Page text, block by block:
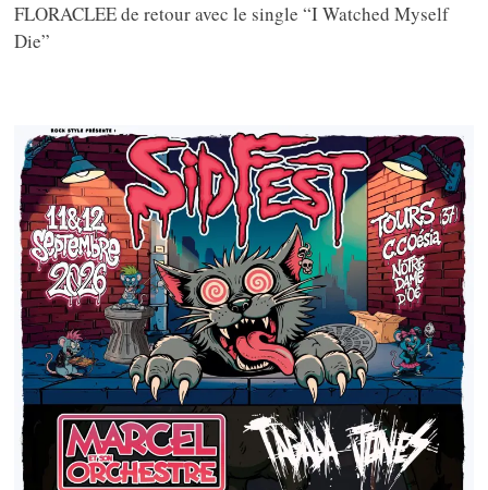
FLORACLEE de retour avec le single “I Watched Myself
Die”